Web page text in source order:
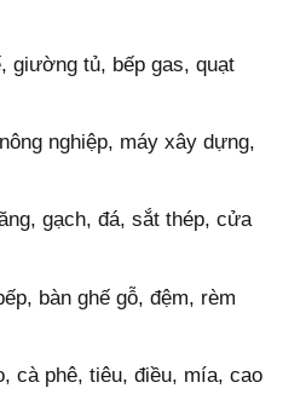
giường tủ, bếp gas, quạt
nghiệp, máy xây dựng,
gạch, đá, sắt thép, cửa
bàn ghế gỗ, đệm, rèm
cà phê, tiêu, điều, mía, cao